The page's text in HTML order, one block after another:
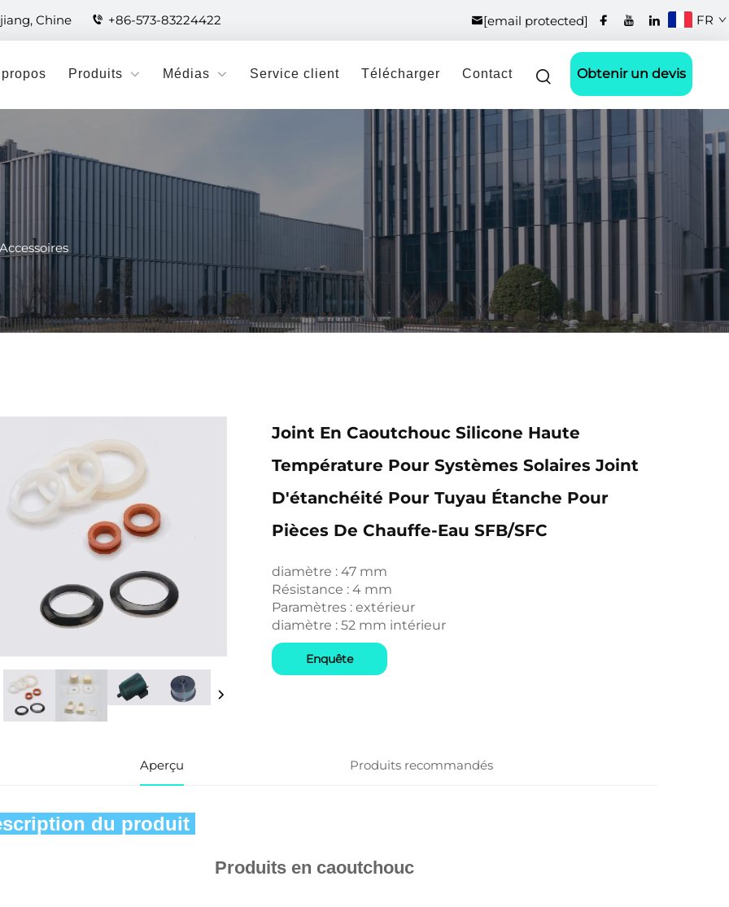
Chine +86-573-83224422 [email protected] FR
Produits Médias Service client Télécharger Contact Obtenir un devis
Accessoires
Joint En Caoutchouc Silicone Haute
Température Pour Systèmes Solaires Joint
D'étanchéité Pour Tuyau Étanche Pour
Pièces De Chauffe-Eau SFB/SFC
diamètre : 47 mm
Résistance : 4 mm
Paramètres : extérieur
diamètre : 52 mm intérieur
Enquête
Aperçu Produits recommandés
du produit
Produits en caoutchouc